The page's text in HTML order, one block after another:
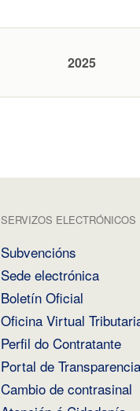
2025
SERVIZOS ELECTRÓNICOS
Subvencións
Sede electrónica
Boletín Oficial
Oficina Virtual
Perfil do Contratante
Portal de Transparencia
Cambio de contrasinal